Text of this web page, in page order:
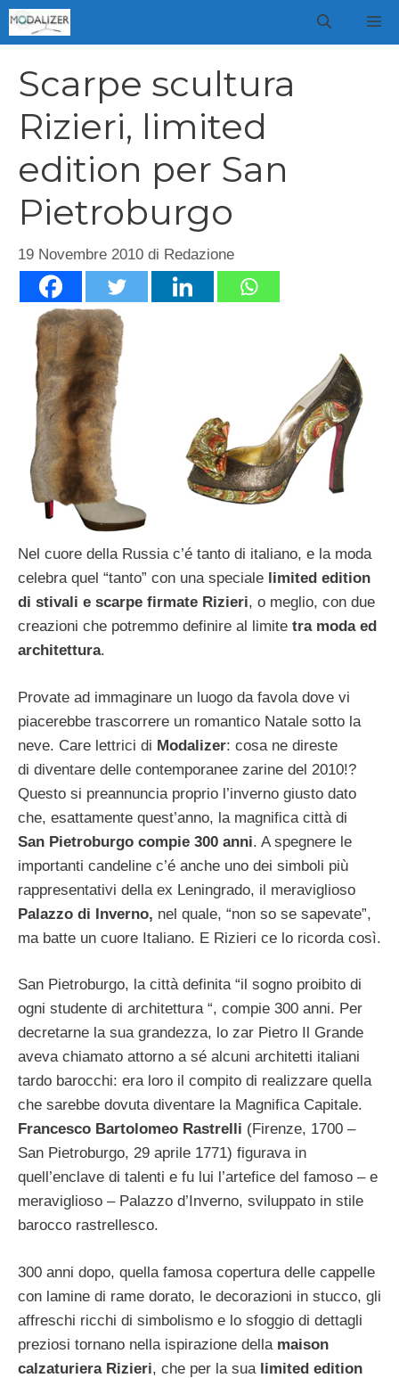
Vai
al
Scarpe scultura
Rizieri, limited
edition per San
Pietroburgo
19 Novembre 2010 di Redazione
Nel cuore della Russia c’é tanto di italiano, e la moda
celebra quel “tanto” con una speciale limited edition
di stivali e scarpe firmate Rizieri, o meglio, con due
creazioni che potremmo definire al limite tra moda ed
architettura.
Provate ad immaginare un luogo da favola dove vi
piacerebbe trascorrere un romantico Natale sotto la
neve. Care lettrici di Modalizer: cosa ne direste
di diventare delle contemporanee zarine del 2010!?
Questo si preannuncia proprio l’inverno giusto dato
che, esattamente quest’anno, la magnifica città di
San Pietroburgo compie 300 anni. A spegnere le
importanti candeline c’é anche uno dei simboli più
rappresentativi della ex Leningrado, il meraviglioso
Palazzo di Inverno, nel quale, “non so se sapevate”,
ma batte un cuore Italiano. E Rizieri ce lo ricorda così.
San Pietroburgo, la città definita “il sogno proibito di
ogni studente di architettura “, compie 300 anni. Per
decretarne la sua grandezza, lo zar Pietro Il Grande
aveva chiamato attorno a sé alcuni architetti italiani
tardo barocchi: era loro il compito di realizzare quella
che sarebbe dovuta diventare la Magnifica Capitale.
Francesco Bartolomeo Rastrelli (Firenze, 1700 –
San Pietroburgo, 29 aprile 1771) figurava in
quell’enclave di talenti e fu lui l’artefice del famoso – e
meraviglioso – Palazzo d’Inverno, sviluppato in stile
barocco rastrellesco.
300 anni dopo, quella famosa copertura delle cappelle
con lamine di rame dorato, le decorazioni in stucco, gli
affreschi ricchi di simbolismo e lo sfoggio di dettagli
preziosi tornano nella ispirazione della maison
calzaturiera Rizieri, che per la sua limited edition